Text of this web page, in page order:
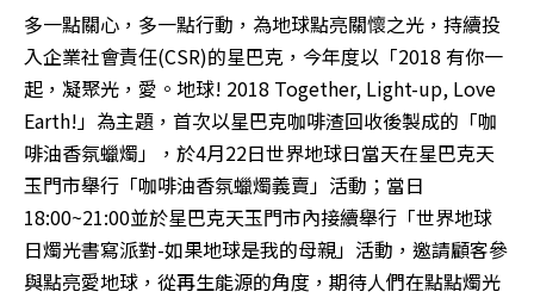
多一點關心，多一點行動，為地球點亮關懷之光，持續投
入企業社會責任(CSR)的星巴克，今年度以「2018 有你一
起，凝聚光，愛。地球! 2018 Together, Light-up, Love
Earth!」為主題，首次以星巴克咖啡渣回收後製成的「咖
啡油香氛蠟燭」，於4月22日世界地球日當天在星巴克天
玉門市舉行「咖啡油香氛蠟燭義賣」活動；當日
18:00~21:00並於星巴克天玉門市內接續舉行「世界地球
日燭光書寫派對-如果地球是我的母親」活動，邀請顧客參
與點亮愛地球，從再生能源的角度，期待人們在點點燭光